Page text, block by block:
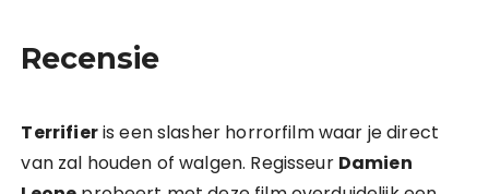
Recensie
Terrifieris een slasher horrorfilm waar je direct
van zal houden of walgen. Regisseur Damien